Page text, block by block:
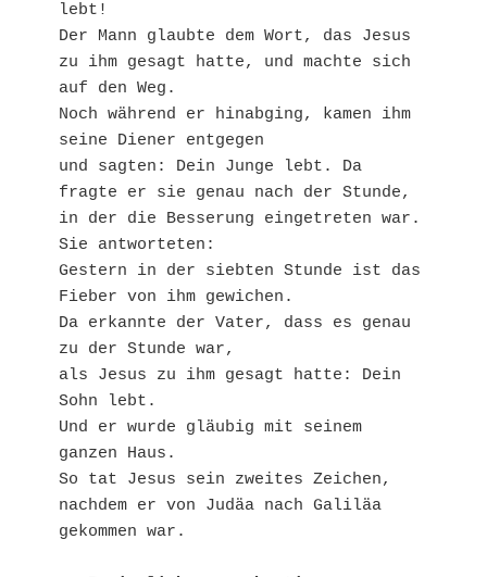
lebt!
Der Mann glaubte dem Wort, das Jesus
zu ihm gesagt hatte, und machte sich
auf den Weg.
Noch während er hinabging, kamen ihm
seine Diener entgegen
und sagten: Dein Junge lebt. Da
fragte er sie genau nach der Stunde,
in der die Besserung eingetreten war.
Sie antworteten:
Gestern in der siebten Stunde ist das
Fieber von ihm gewichen.
Da erkannte der Vater, dass es genau
zu der Stunde war,
als Jesus zu ihm gesagt hatte: Dein
Sohn lebt.
Und er wurde gläubig mit seinem
ganzen Haus.
So tat Jesus sein zweites Zeichen,
nachdem er von Judäa nach Galiläa
gekommen war.